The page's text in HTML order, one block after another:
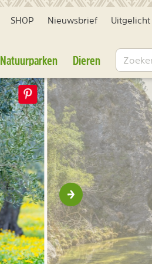
SHOP Nieuwsbrief Uitgelicht
Natuurparken Dieren Zoeken
Volgende